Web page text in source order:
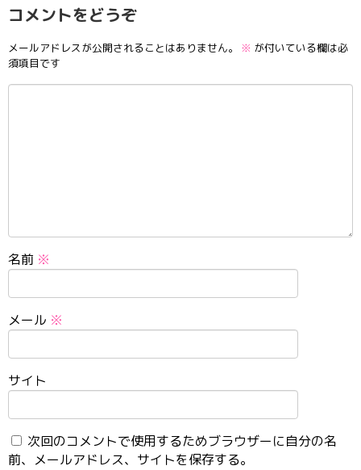
コメントをどうぞ
メールアドレスが公開されることはありません。 ※ が付いている欄は必
須項目です
名前 ※
メール ※
サイト
次回のコメントで使用するためブラウザーに自分の名
前、メールアドレス、サイトを保存する。